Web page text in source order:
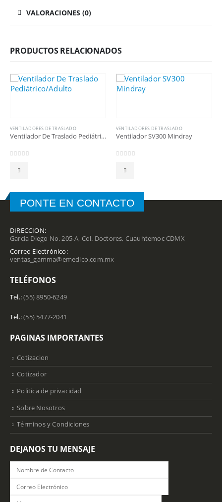
VALORACIONES (0)
PRODUCTOS RELACIONADOS
VENTILADORES DE TRASLADO
Ventilador De Traslado Pediátrico/Adulto
VENTILADORES DE TRASLADO
Ventilador SV300 Mindray
PONTE EN CONTACTO
DIRECCION:
Garcia Diego No. 205-A, Col. Doctores, Cuauhtemoc CDMX
Correo Electrónico:
ventas_gamma@emedico.com.mx
TELÉFONOS
Tel.:(55) 8950-6249
Tel.:(55) 5477-2041
PAGINAS IMPORTANTES
Cotizacion
Cotizador
Politica de privacidad
Sobre Nosotros
Términos y Condiciones
DEJANOS TU MENSAJE